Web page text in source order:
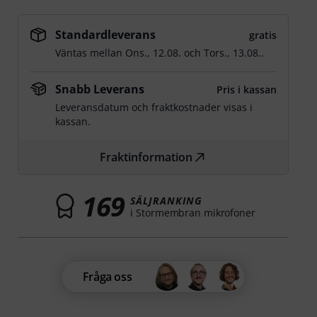
Standardleverans
gratis
Väntas mellan Ons., 12.08. ochTors., 13.08..
Snabb Leverans
Pris i kassan
Leveransdatum och fraktkostnader visas i
kassan.
Fraktinformation
169 SÄLJRANKING
i Stormembran mikrofoner
Fråga oss